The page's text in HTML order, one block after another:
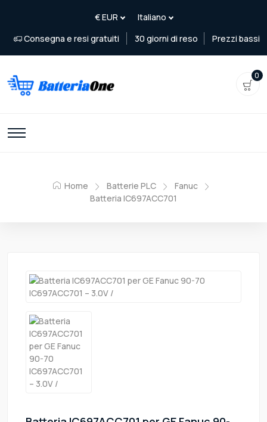
Consegna e resi gratuiti 30 giorni di reso Prezzi bassi
0
Home Batterie PLC
Fanuc
Batteria IC697ACC701